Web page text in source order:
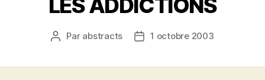
LES ADDICTIONS
Auteur
Par abstracts
Date1 octobre 2003